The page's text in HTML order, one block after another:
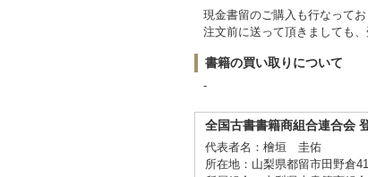
現金書留のご購入も行なってお
注文前に送って頂きましても、
書籍の買い取りについて
-
全国古書書籍商組合連合会
代表者名：檜垣 圭佑
所在地：山梨県都留市田野倉